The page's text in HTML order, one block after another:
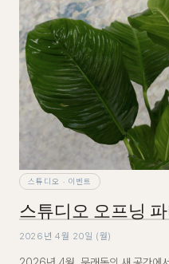
스튜디오 · 이벤트
스튜디오 오프닝
2026년 4월 20일 (월)